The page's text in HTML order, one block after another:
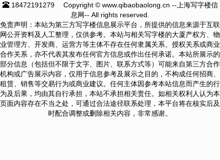
18472191279
Copyright © www.qibaobaolong.cn --上海写字楼信
息网-- All rights reserved.
免责声明：本站为第三方写字楼信息展示平台，所提供的信息来源于互联
网公开资料及人工整理，仅供参考。本站与相关写字楼的大厦产权方、物
业管理方、开发商、运营方等主体不存在任何隶属关系、授权关系或商业
合作关系，亦不代表其发布任何官方信息或作出任何承诺。本站所展示的
部分信息（包括但不限于文字、图片、联系方式等）可能来自第三方合作
机构或广告展示内容，仅用于信息参考及展示之目的，不构成任何招商、
租赁、销售等交易行为或商业建议。任何主体因参考本站信息而产生的行
为及后果，均由其自行承担，本站不承担相关责任。如相关权利人认为本
页面内容存在不当之处，可通过合法途径联系处理，本平台将在核实后及
时配合调整或删除相关内容，非常感谢。